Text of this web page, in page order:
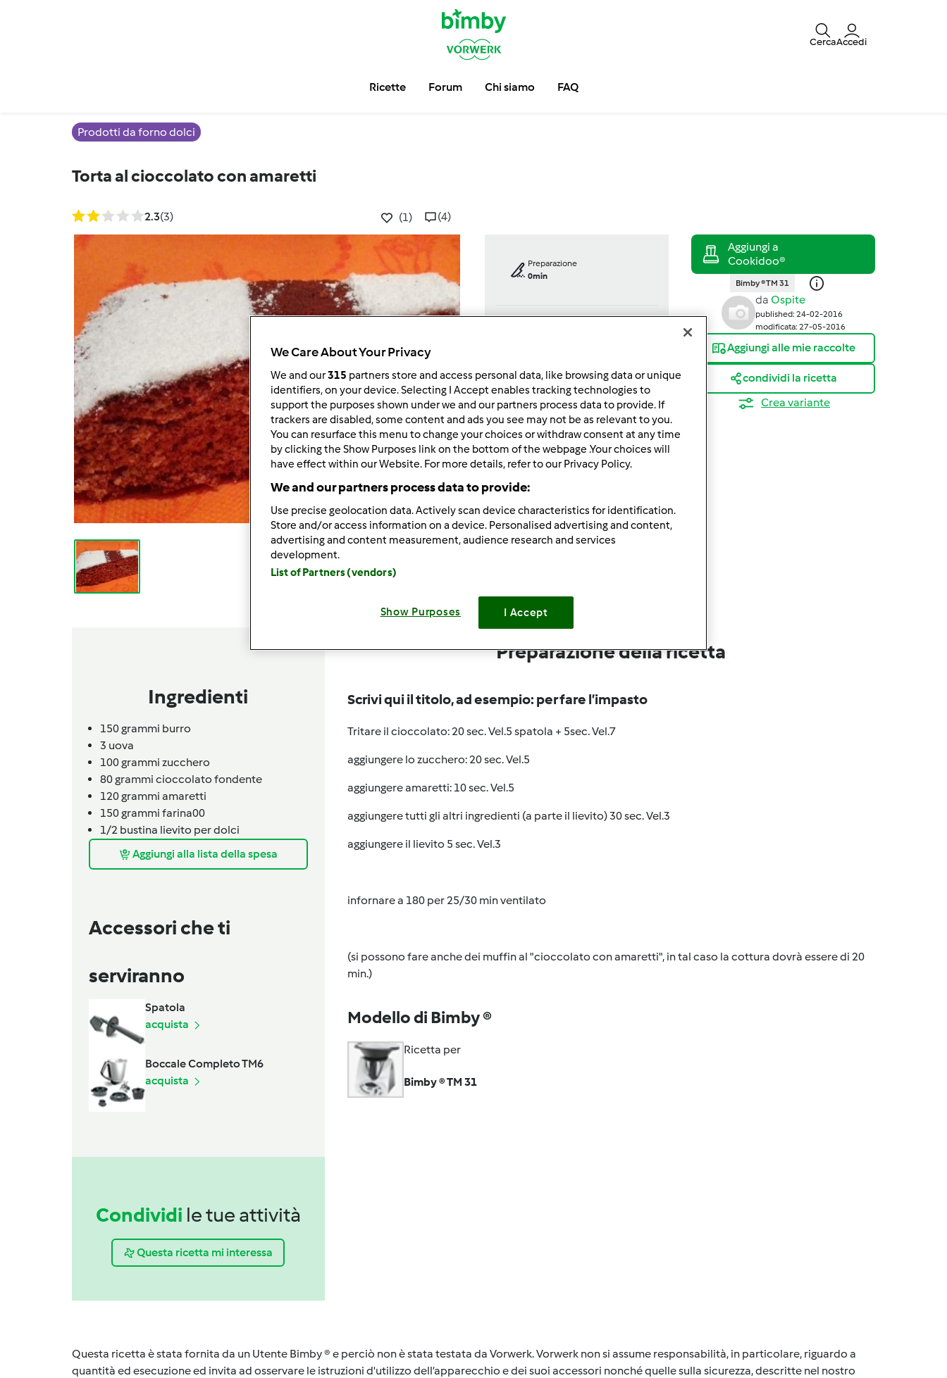
CercaAccedi
Ricette Forum Chi siamo FAQ
Prodotti da forno dolci
Torta al cioccolato con amaretti
2.3(3) (1) (4)
Preparazione
0min
porzione/porzioni
12porzione/porzioni
--
Bimby ® TM 31
da Ospite
published: 24-02-2016
modificata: 27-05-2016
Aggiungi alle mie raccolte
condividi la ricetta
Crea variante
Ingredienti
150grammi burro
3 uova
100grammi zucchero
80grammi cioccolato fondente
120grammi amaretti
150grammi farina00
1/2 bustina lievito per dolci
Aggiungi alla lista della spesa
Accessori che ti
serviranno
Spatola
acquista
Boccale Completo TM6
acquista
Condividi le tue attività
Questa ricetta mi interessa
Preparazione della ricetta
Scrivi qui il titolo, ad esempio: per fare l’impasto
Tritare il cioccolato: 20 sec. Vel.5 spatola + 5sec. Vel.7
aggiungere lo zucchero: 20 sec. Vel.5
aggiungere amaretti: 10 sec. Vel.5
aggiungere tutti gli altri ingredienti (a parte il lievito) 30 sec. Vel.3
aggiungere il lievito 5 sec. Vel.3
infornare a 180 per 25/30 min ventilato
(si possono fare anche dei muffin al "cioccolato con amaretti", in tal caso la cottura dovrà essere di 20
min.)
Modello di Bimby ®
Ricetta per
Bimby ® TM 31
Questa ricetta è stata fornita da un Utente Bimby ® e perciò non è stata testata da Vorwerk. Vorwerk non si assume responsabilità, in particolare, riguardo a
quantità ed esecuzione ed invita ad osservare le istruzioni d'utilizzo dell’apparecchio e dei suoi accessori nonché quelle sulla sicurezza, descritte nel nostro
We Care About Your Privacy
We and our315 partners store and access personal data, like browsing data or unique
identifiers, on your device. Selecting I Accept enables tracking technologies to
support the purposes shown under we and our partners process data to provide. If
trackers are disabled, some content and ads you see may not be as relevant to you.
You can resurface this menu to change your choices or withdraw consent at any time
by clicking the Show Purposes link on the bottom of the webpage .Your choices will
have effect within our Website. For more details, refer to our Privacy Policy.
We and our partners process data to provide:
Use precise geolocation data. Actively scan device characteristics for identification.
Store and/or access information on a device. Personalised advertising and content,
advertising and content measurement, audience research and services
development.
List of Partners (vendors)
Show Purposes I Accept